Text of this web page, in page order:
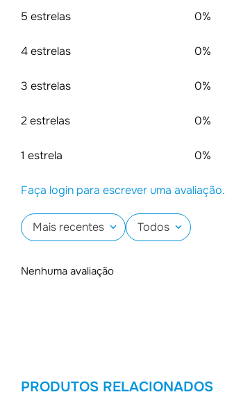
5 estrelas
0%
4 estrelas 0%
3 estrelas 0%
2 estrelas 0%
1 estrela 0%
Faça login para escrever uma avaliação.
Mais recentes Todos
Nenhuma avaliação
PRODUTOS RELACIONADOS